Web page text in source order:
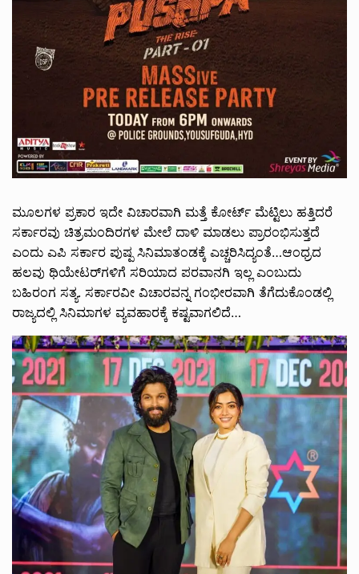
ಮೂಲಗಳ ಪ್ರಕಾರ ಇದೇ ವಿಚಾರವಾಗಿ ಮತ್ತೆ ಕೋರ್ಟ್ ಮೆಟ್ಟಿಲು ಹತ್ತಿದರೆ
ಸರ್ಕಾರವು ಚಿತ್ರಮಂದಿರಗಳ ಮೇಲೆ ದಾಳಿ ಮಾಡಲು ಪ್ರಾರಂಭಿಸುತ್ತದೆ
ಎಂದು ಎಪಿ ಸರ್ಕಾರ ಪುಷ್ಪ ಸಿನಿಮಾತಂಡಕ್ಕೆ ಎಚ್ಚರಿಸಿದ್ಯಂತೆ…ಆಂಧ್ರದ
ಹಲವು ಥಿಯೇಟರ್‌ಗಳಿಗೆ ಸರಿಯಾದ ಪರವಾನಗಿ ಇಲ್ಲ ಎಂಬುದು
ಬಹಿರಂಗ ಸತ್ಯ. ಸರ್ಕಾರವೀ ವಿಚಾರವನ್ನ ಗಂಭೀರವಾಗಿ ತೆಗೆದುಕೊಂಡಲ್ಲಿ
ರಾಜ್ಯದಲ್ಲಿ ಸಿನಿಮಾಗಳ ವ್ಯವಹಾರಕ್ಕೆ ಕಷ್ಟವಾಗಲಿದೆ…